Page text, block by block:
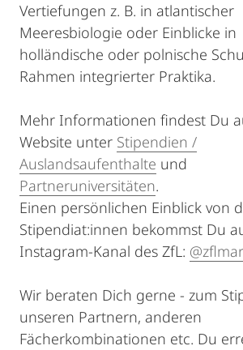
Vertiefungen z. B. in atlantischer
Meeresbiologie oder Einblicke in
holländische oder polnische
Rahmen integrierter Praktika.
Mehr Informationen findest Du
Website unter Stipendien /
Auslandsaufenthalte und
Partneruniversitäten.
Einen persönlichen Einblick von
Stipendiat:innen bekommst Du
Instagram-Kanal des ZfL:
Wir beraten Dich gerne - zum
unseren Partnern, anderen
Fächerkombinationen etc. Du